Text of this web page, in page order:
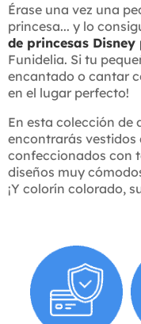
Érase una vez una
princesa... y lo
de princesas
Funidelia. Si tu
encantado o cantar
en el lugar perfecto!
En esta colección de
encontrarás vestidos
confeccionados con
diseños muy
¡Y colorín colorado,